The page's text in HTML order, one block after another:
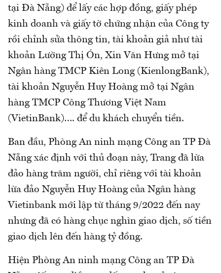
tại Đà Nẵng) để lấy các hợp đồng, giấy phép
kinh doanh và giấy tờ chứng nhận của Công ty
rồi chỉnh sửa thông tin, tài khoản giả như tài
khoản Lường Thị Ón, Xin Văn Hưng mở tại
Ngân hàng TMCP Kiên Long (KienlongBank),
tài khoản Nguyễn Huy Hoàng mở tại Ngân
hàng TMCP Công Thương Việt Nam
(VietinBank)…. để du khách chuyển tiền.
Ban đầu, Phòng An ninh mạng Công an TP Đà
Nẵng xác định với thủ đoạn này, Trang đã lừa
đảo hàng trăm người, chỉ riêng với tài khoản
lừa đảo Nguyễn Huy Hoàng của Ngân hàng
Vietinbank mới lập từ tháng 9/2022 đến nay
nhưng đã có hàng chục nghìn giao dịch, số tiền
giao dịch lên đến hàng tỷ đồng.
Hiện Phòng An ninh mạng Công an TP Đà